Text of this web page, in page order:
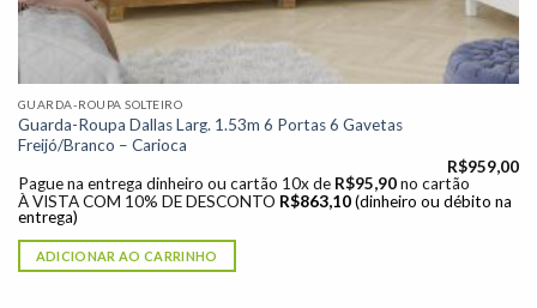
GUARDA-ROUPA SOLTEIRO
Guarda-Roupa Dallas Larg. 1.53m 6 Portas 6 Gavetas
Freijó/Branco – Carioca
R$959,00
Pague na entrega dinheiro ou cartão 10x de R$95,90 no cartão
À VISTA COM 10% DE DESCONTO R$863,10 (dinheiro ou débito na
entrega)
ADICIONAR AO CARRINHO